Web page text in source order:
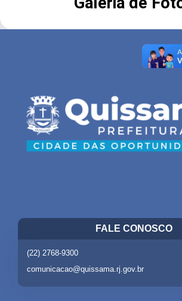
FALE CONOSCO
(22) 2768-9300
comunicacao@quissama.rj.gov.br